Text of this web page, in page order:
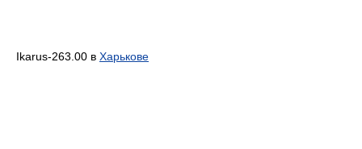
Ikarus-263.00 в Харькове